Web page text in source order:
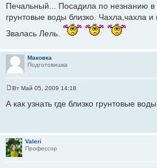
о
б
щ
н
е
Печальный... Посадила по незнанию в
грунтовые воды близко. Чахла,чахла и
Звалась Лель.
Маковка
Подготовишка
о
и
е
Вт Май 05, 2009 14:18
А как узнать где близко грунтовые
Valeri
Профессор